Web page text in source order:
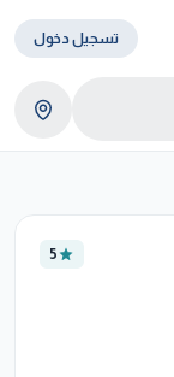
تسجيل دخول
5